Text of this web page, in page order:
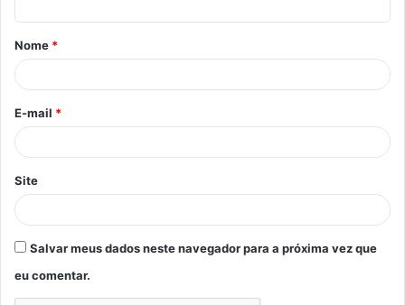
á
r
i
*
Nome *
E-mail *
Site
Salvar meus dados neste navegador para a próxima vez que
eu comentar.